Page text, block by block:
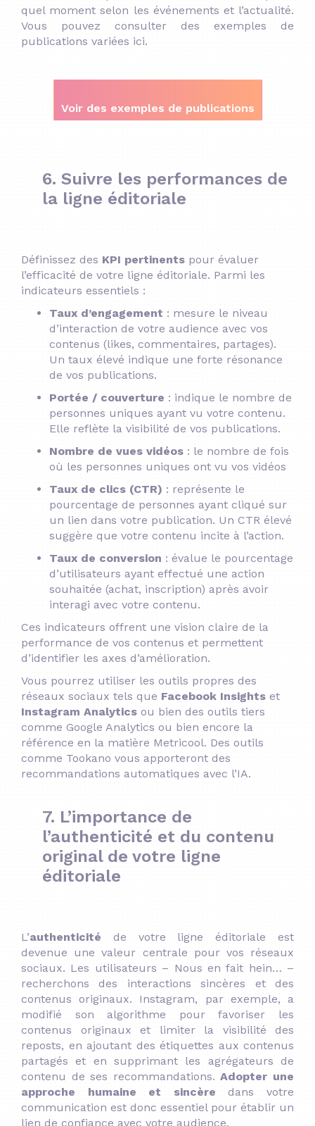
quel moment selon les événements et l’actualité.
Vous pouvez consulter des exemples de
publications variées ici.
Voir des exemples de publications
6. Suivre les performances de
la ligne éditoriale
Définissez des KPI pertinents pour évaluer
l’efficacité de votre ligne éditoriale. Parmi les
indicateurs essentiels :
Taux d’engagement : mesure le niveau
d’interaction de votre audience avec vos
contenus (likes, commentaires, partages).
Un taux élevé indique une forte résonance
de vos publications.
Portée / couverture : indique le nombre de
personnes uniques ayant vu votre contenu.
Elle reflète la visibilité de vos publications.
Nombre de vues vidéos : le nombre de fois
où les personnes uniques ont vu vos vidéos​
Taux de clics (CTR) : représente le
pourcentage de personnes ayant cliqué sur
un lien dans votre publication. Un CTR élevé
suggère que votre contenu incite à l’action.
Taux de conversion : évalue le pourcentage
d’utilisateurs ayant effectué une action
souhaitée (achat, inscription) après avoir
interagi avec votre contenu.
Ces indicateurs offrent une vision claire de la
performance de vos contenus et permettent
d’identifier les axes d’amélioration.
Vous pourrez utiliser les outils propres des
réseaux sociaux tels que Facebook Insights et
Instagram Analytics ou bien des outils tiers
comme Google Analytics ou bien encore la
référence en la matière Metricool. Des outils
comme Tookano vous apporteront des
recommandations automatiques avec l’IA.
7. L’importance de
l’authenticité et du contenu
original de votre ligne
éditoriale
L’authenticité de votre ligne éditoriale est
devenue une valeur centrale pour vos réseaux
sociaux. Les utilisateurs – Nous en fait hein… –
recherchons des interactions sincères et des
contenus originaux.
Instagram, par exemple, a
modifié son algorithme pour favoriser les
contenus originaux et limiter la visibilité des
reposts, en ajoutant des étiquettes aux contenus
partagés et en supprimant les agrégateurs de
contenu de ses recommandations.Adopter une
approche humaine et sincère dans votre
communication est donc essentiel pour établir un
lien de confiance avec votre audience.